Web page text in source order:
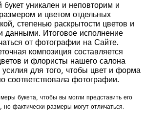
уникален и неповторим и
и цветом отдельных
степенью раскрытости цветов и
данными. Итоговое исполнение
от фотографии на Сайте.
композиция составляется
и флористы нашего салона
для того, чтобы цвет и форма
соответствовала фотографии.
букета, чтобы вы могли представить его
фактически размеры могут отличаться.